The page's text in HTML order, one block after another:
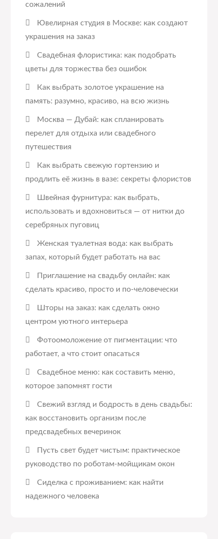
сожалений
Ювелирная студия в Москве: как создают
украшения на заказ
Свадебная флористика: как подобрать
цветы для торжества без ошибок
Как выбрать золотое украшение на
память: разумно, красиво, на всю жизнь
Москва — Дубай: как спланировать
перелет для отдыха или свадебного
путешествия
Как выбрать свежую гортензию и
продлить её жизнь в вазе: секреты флористов
Швейная фурнитура: как выбрать,
использовать и вдохновиться — от нитки до
серебряных пуговиц
Женская туалетная вода: как выбрать
запах, который будет работать на вас
Приглашение на свадьбу онлайн: как
сделать красиво, просто и по-человечески
Шторы на заказ: как сделать окно
центром уютного интерьера
Фотоомоложение от пигментации: что
работает, а что стоит опасаться
Свадебное меню: как составить меню,
которое запомнят гости
Свежий взгляд и бодрость в день свадьбы:
как восстановить организм после
предсвадебных вечеринок
Пусть свет будет чистым: практическое
руководство по роботам-мойщикам окон
Сиделка с проживанием: как найти
надежного человека